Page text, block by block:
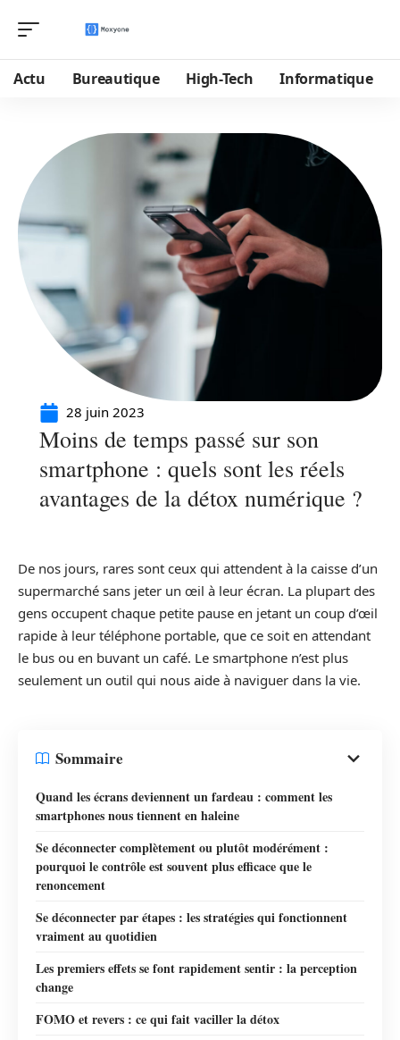
Actu Bureautique High-Tech Informatique
28 juin 2023
Moins de temps passé sur son
smartphone : quels sont les réels
avantages de la détox numérique ?
De nos jours, rares sont ceux qui attendent à la caisse d’un
supermarché sans jeter un œil à leur écran. La plupart des
gens occupent chaque petite pause en jetant un coup d’œil
rapide à leur téléphone portable, que ce soit en attendant
le bus ou en buvant un café. Le smartphone n’est plus
seulement un outil qui nous aide à naviguer dans la vie.
Sommaire
Quand les écrans deviennent un fardeau : comment les
smartphones nous tiennent en haleine
Se déconnecter complètement ou plutôt modérément :
pourquoi le contrôle est souvent plus efficace que le
renoncement
Se déconnecter par étapes : les stratégies qui fonctionnent
vraiment au quotidien
Les premiers effets se font rapidement sentir : la perception
change
FOMO et revers : ce qui fait vaciller la détox